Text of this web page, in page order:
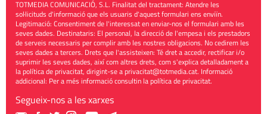
TOTMEDIA COMUNICACIÓ, S.L. Finalitat del tractament: Atendre les
sol·licituds d'informació que els usuaris d'aquest formulari ens enviïn.
Legitimació: Consentiment de l'interessat en enviar-nos el formulari amb les
seves dades. Destinataris: El personal, la direcció de l'empesa i els prestadors
de serveis necessaris per complir amb les nostres obligacions. No cedirem les
seves dades a tercers. Drets que l'assisteixen: Té dret a accedir, rectificar i/o
suprimir les seves dades, així com altres drets, com s'explica detalladament a
la política de privacitat, dirigint-se aprivacitat@totmedia.cat. Informació
addicional: Per a més informació consultin lapolítica de privacitat.
Segueix-nos a les xarxes